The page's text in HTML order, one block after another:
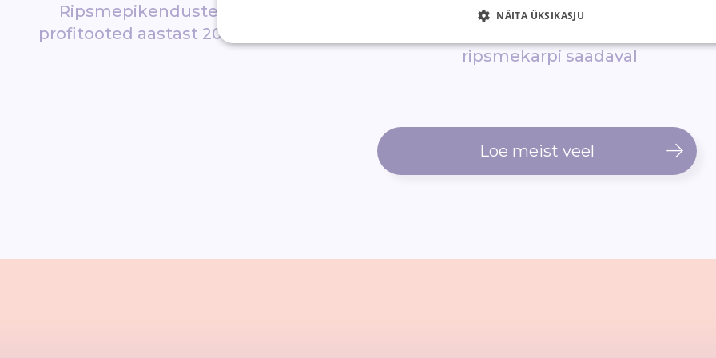
Ripsmepikenduste
profitooted aastast 2010
Rohkem kui
ripsmekarpi saadaval
Loe meist veel
NÄITA ÜKSIKASJU